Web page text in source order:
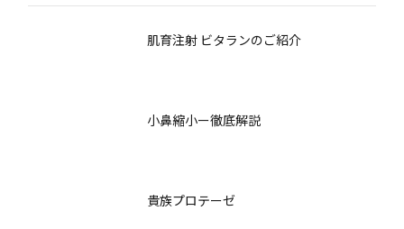
肌育注射 ビタランのご紹介
小鼻縮小ー徹底解説
貴族プロテーゼ